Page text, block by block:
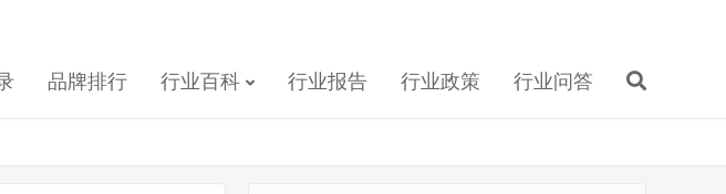
品牌排行 行业百科 行业报告 行业政策 行业问答